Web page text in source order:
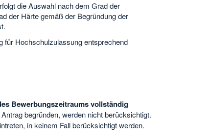
die Auswahl nach dem Grad der
der Härte gemäß der Begründung der
für Hochschulzulassung entsprechend
Bewerbungszeitraums vollständig
begründen, werden nicht berücksichtigt.
in keinem Fall berücksichtigt werden.